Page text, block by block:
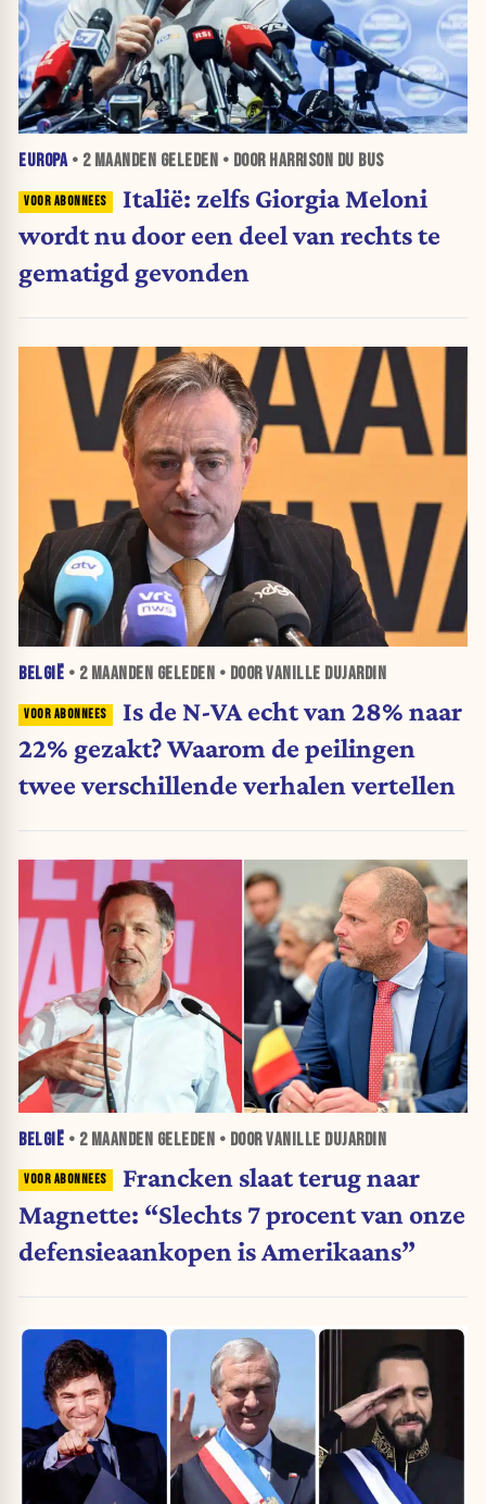
EUROPA• 2 MAANDEN GELEDEN • DOOR HARRISON DU BUS
Italië: zelfs Giorgia Meloni
wordt nu door een deel van rechts te
gematigd gevonden
BELGIË • 2 MAANDEN GELEDEN • DOOR VANILLE DUJARDIN
Is de N-VA echt van 28% naar
22% gezakt? Waarom de peilingen
twee verschillende verhalen vertellen
BELGIË • 2 MAANDEN GELEDEN • DOOR VANILLE DUJARDIN
Francken slaat terug naar
Magnette: “Slechts 7 procent van onze
defensieaankopen is Amerikaans”